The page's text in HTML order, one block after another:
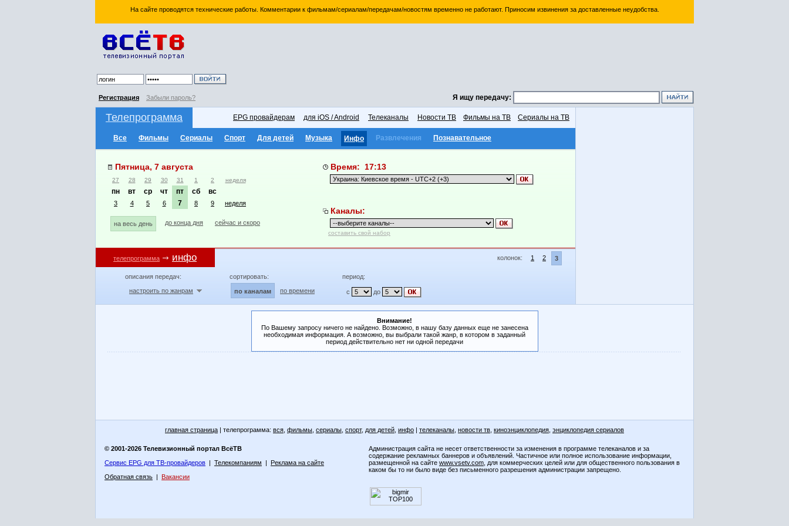
На сайте проводятся технические работы. Комментарии к фильмам/сериалам/передачам/новостям временно не работают. Приносим извинения за доставленные неудобства.
Регистрация Забыли пароль? Я ищу передачу:
Телепрограмма EPG провайдерам для iOS / Android Телеканалы Новости ТВ Фильмы на ТВ Сериалы на ТВ
Все Фильмы Сериалы Спорт Для детей Музыка Инфо Развлечения Познавательное
Пятница, 7 августа
27 28 29 30 31 1 2 неделя
пн вт ср чт пт сб вс
3 4 5 6 7 8 9 неделя
на весь день до конца дня сейчас и скоро
Время: 17:13
Каналы:
составить свой набор
телепрограмма инфо колонок: 1 2 3
описания передач:
настроить по жанрам
сортировать:
по каналам по времени
период:
с до
Внимание!
По Вашему запросу ничего не найдено. Возможно, в нашу базу данных еще не занесена
необходимая информация. А возможно, вы выбрали такой жанр, в котором в заданный
период действительно нет ни одной передачи
главная страница | телепрограмма: вся фильмы сериалы спорт, для детей инфо | телеканалы новости тв киноэнциклопедия энциклопедия сериалов
© 2001-2026 Телевизионный портал ВсёТВ
Сервис EPG для ТВ-провайдеров | Телекомпаниям | Реклама на сайте
Обратная связь | Вакансии
Администрация сайта не несет ответственности за изменения в программе телеканалов и за
содержание рекламных баннеров и объявлений. Частичное или полное использование информации,
размещенной на сайте www.vsetv.com , для коммерческих целей или для общественного пользования в
каком бы то ни было виде без письменного разрешения администрации запрещено.